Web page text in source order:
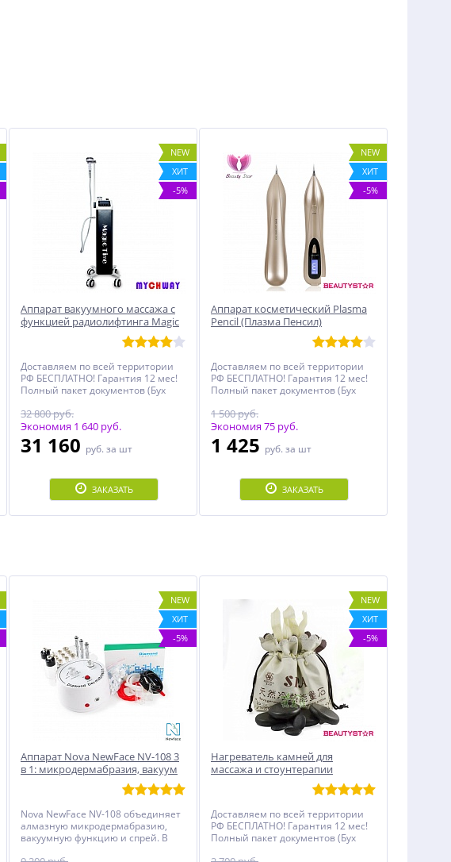
NEW
ХИТ
-5%
Аппарат вакуумного массажа с
функцией радиолифтинга Magic
Доставляем по всей территории
РФ БЕСПЛАТНО! Гарантия 12 мес!
Полный пакет документов (Бух
Инструкция, Именной
Сертификат)!
32 800 руб.
Экономия 1 640 руб.
31 160 руб. за шт
ЗАКАЗАТЬ
NEW
ХИТ
-5%
Аппарат косметический Plasma
Pencil (Плазма Пенсил)
Доставляем по всей территории
РФ БЕСПЛАТНО! Гарантия 12 мес!
Полный пакет документов (Бух
Инструкция, Именной
Сертификат)!
1 500 руб.
Экономия 75 руб.
1 425 руб. за шт
ЗАКАЗАТЬ
NEW
ХИТ
-5%
Аппарат Nova NewFace NV-108 3
в 1: микродермабразия, вакуум
Nova NewFace NV-108 объединяет
алмазную микродермабразию,
вакуумную функцию и спрей. В
NEW
ХИТ
-5%
Нагреватель камней для
массажа и стоунтерапии
Доставляем по всей территории
РФ БЕСПЛАТНО! Гарантия 12 мес!
Полный пакет документов (Бух